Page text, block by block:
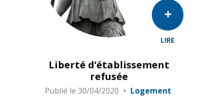
LIRE
Liberté d’établissement
refusée
Publié le 30/04/2020 Logement